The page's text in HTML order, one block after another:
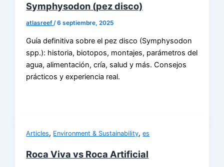
Symphysodon (pez disco)
atlasreef/6 septiembre, 2025
Guía definitiva sobre el pez disco (Symphysodon
spp.): historia, biotopos, montajes, parámetros del
agua, alimentación, cría, salud y más. Consejos
prácticos y experiencia real.
Articles, Environment & Sustainability,es
Roca Viva vs Roca Artificial